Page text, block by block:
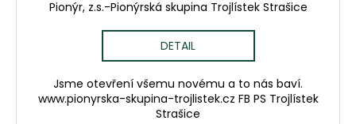
Pionýr, z.s.-Pionýrská skupina Trojlístek Strašice
DETAIL
Jsme otevření všemu novému a to nás baví.
www.pionyrska-skupina-trojlistek.cz FB PS Trojlístek
Strašice